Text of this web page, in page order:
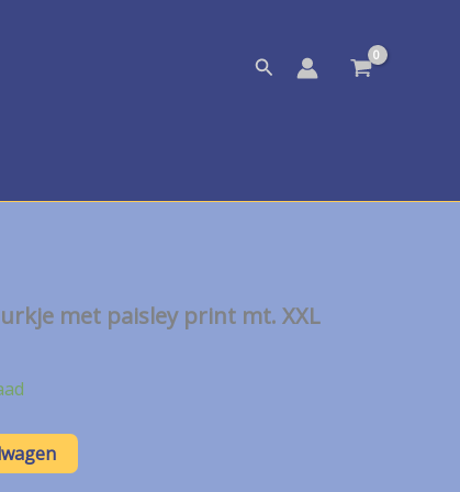
Zoeken
met paisley print mt. XXL